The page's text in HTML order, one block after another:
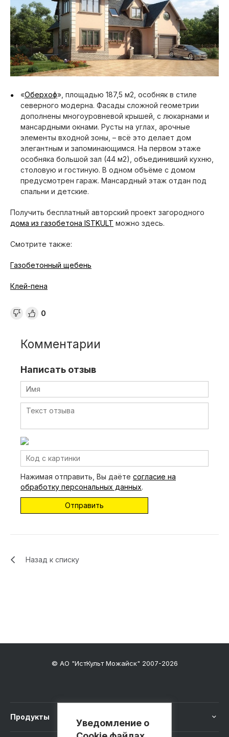
«Оберхоф», площадью 187,5 м2, особняк в стиле
северного модерна. Фасады сложной геометрии
дополнены многоуровневой крышей, с люкарнами и
мансардными окнами. Русты на углах, арочные
элементы входной зоны, – всё это делает дом
элегантным и запоминающимся. На первом этаже
особняка большой зал (44 м2), объединивший кухню,
столовую и гостиную. В одном объёме с домом
предусмотрен гараж. Мансардный этаж отдан под
спальни и детские.
Получить бесплатный авторский проект загородного
дома из газобетона ISTKULT можно здесь.
Смотрите также:
Газобетонный щебень
Клей-пена
0
Комментарии
Написать отзыв
Нажимая отправить, Вы даёте согласие на
обработку персональных данных.
Назад к списку
© АО "ИстКульт Можайск" 2007-2026
Продукты
Уведомление о